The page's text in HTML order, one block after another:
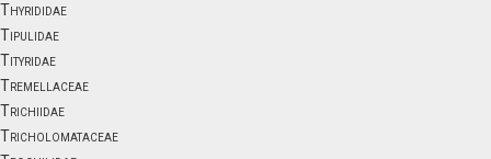
Thyrididae
Tipulidae
Tityridae
Tremellaceae
Trichiidae
Tricholomataceae